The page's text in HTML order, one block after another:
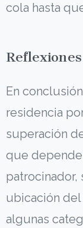
cola hasta
En
residencia
superación
que
patrocinador,
ubicación
algunas